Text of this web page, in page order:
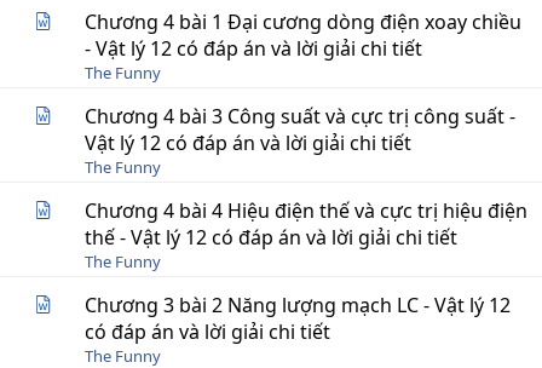
Chương 4 bài 1 Đại cương dòng điện xoay chiều
- Vật lý 12 có đáp án và lời giải chi tiết
The Funny
Chương 4 bài 3 Công suất và cực trị công suất -
Vật lý 12 có đáp án và lời giải chi tiết
The Funny
Chương 4 bài 4 Hiệu điện thế và cực trị hiệu điện
thế - Vật lý 12 có đáp án và lời giải chi tiết
The Funny
Chương 3 bài 2 Năng lượng mạch LC - Vật lý 12
có đáp án và lời giải chi tiết
The Funny